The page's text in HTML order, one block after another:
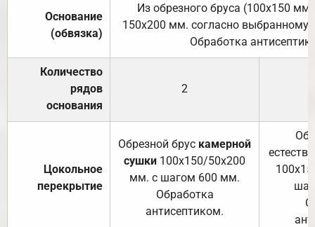
Основание
(обвязка)
Из обрезного бруса (100х150
150х200 мм. согласно выбранному
Обработка
Количество
рядов
основания
2
Цокольное
перекрытие
Обрезной брус камерной
сушки 100х150/50х200
мм. с шагом 600 мм.
Обработка
антисептиком.